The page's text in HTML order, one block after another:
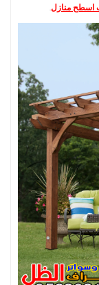
اسطح منازل.